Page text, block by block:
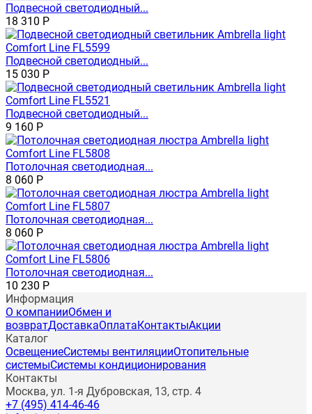
Подвесной светодиодный...
18 310 Р
Подвесной светодиодный...
15 030 Р
Подвесной светодиодный...
9 160 Р
Потолочная светодиодная...
8 060 Р
Потолочная светодиодная...
8 060 Р
Потолочная светодиодная...
10 230 Р
Информация
О компанииОбмен и
возвратДоставкаОплатаКонтактыАкции
Каталог
ОсвещениеСистемы вентиляцииОтопительные
системыСистемы кондиционирования
Контакты
Москва, ул. 1-я Дубровская, 13, стр. 4
+7 (495) 414-46-46